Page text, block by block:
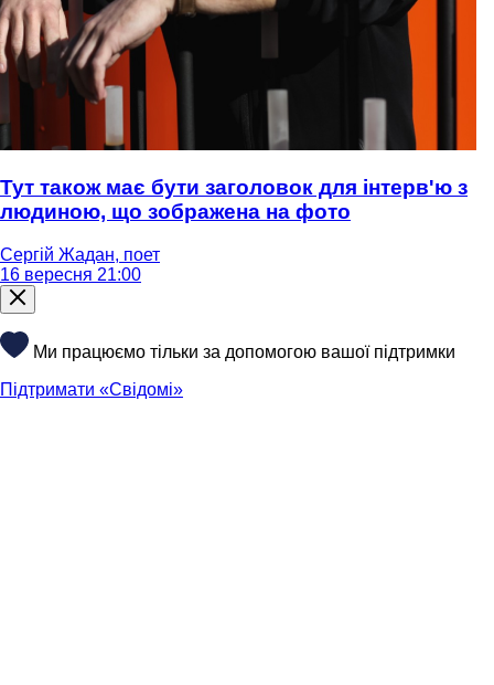
Тут також має бути заголовок для інтерв'ю з
людиною, що зображена на фото
Сергій Жадан, поет
16 вересня 21:00
Ми працюємо тільки за допомогою вашої підтримки
Підтримати «Свідомі»